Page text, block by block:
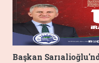
Başkan